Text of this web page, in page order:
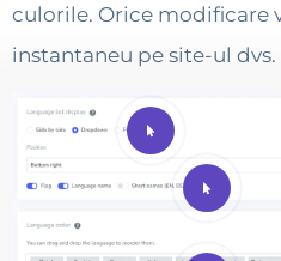
culorile. Orice modificare
instantaneu pe site-ul dvs.